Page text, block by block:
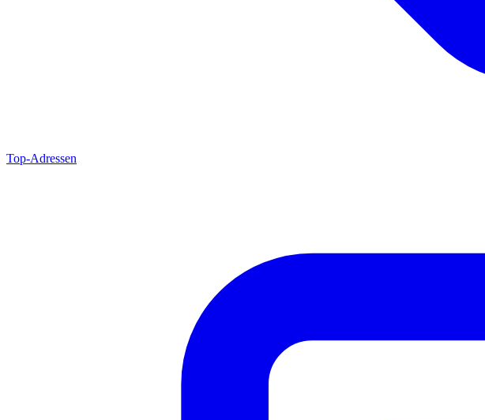
Top-Adressen